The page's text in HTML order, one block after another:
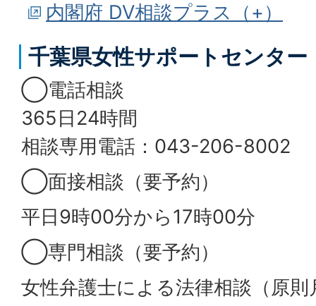
内閣府 DV相談プラス（+）
千葉県女性サポートセンター
◯電話相談
365日24時間
相談専用電話：043-206-8002
◯面接相談（要予約）
平日9時00分から17時00分
◯専門相談（要予約）
女性弁護士による法律相談（原則